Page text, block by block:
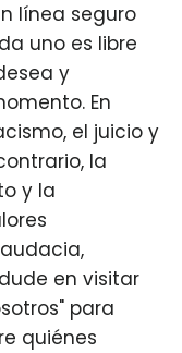
línea seguro
uno es libre
y
En
el juicio y
la
y la
en visitar
para
quiénes